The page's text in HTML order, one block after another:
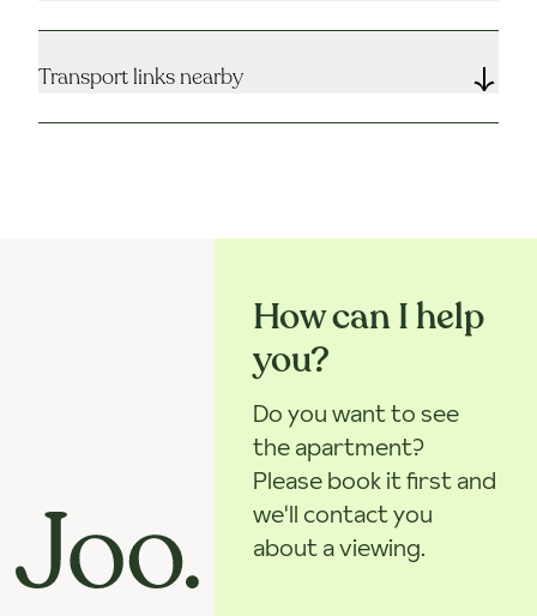
Transport links nearby
How can I help
you?
Do you want to see
the apartment?
Please book it first and
we'll contact you
about a viewing.